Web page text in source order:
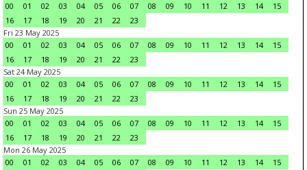
00
01 02 03 04 05 06 07 08 09 10 11 12 13 14
15
16
17 18 19 20 21 22
23
Fri 23 May 2025
00
01 02 03 04 05 06 07 08 09 10 11 12 13 14
15
16
17 18 19 20 21 22
23
Sat 24 May 2025
00
01 02 03 04 05 06 07 08 09 10 11 12 13 14
15
16
17 18 19 20 21 22
23
Sun 25 May 2025
00
01 02 03 04 05 06 07 08 09 10 11 12 13 14
15
16
17 18 19 20 21 22
23
Mon 26 May 2025
00
01 02 03 04 05 06 07 08 09 10 11 12 13 14
15